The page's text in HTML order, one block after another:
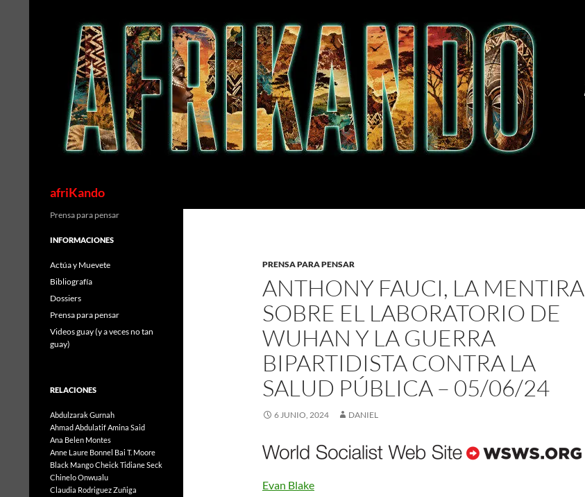
afriKando
PRENSA PARA PENSAR
ANTHONY FAUCI, LA MENTIRA
SOBRE EL LABORATORIO DE
WUHAN Y LA GUERRA
BIPARTIDISTA CONTRA LA
SALUD PÚBLICA – 05/06/24
6 JUNIO, 2024 DANIEL
Evan Blake
Prensa para pensar
INFORMACIONES
Actúa y Muevete
Bibliografía
Dossiers
Prensa para pensar
Videos guay (y a veces no tan
guay)
RELACIONES
Abdulzarak Gurnah
Ahmad AbdulatifAmina Said
Ana Belen Montes
Anne Laure Bonnel Bai T. Moore
Black MangoCheick Tidiane Seck
Chinelo Onwualu
Claudia Rodriguez Zuñiga